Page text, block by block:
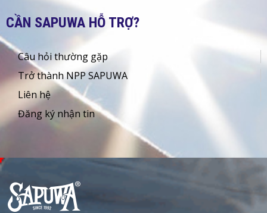
CẦN SAPUWA HỖ TRỢ?
Câu hỏi thường gặp
Trở thành NPP SAPUWA
Liên hệ
Đăng ký nhận tin